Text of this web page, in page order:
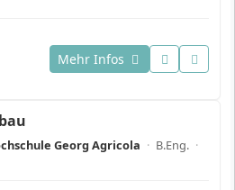
Mehr Infos
Georg Agricola · B.Eng. ·